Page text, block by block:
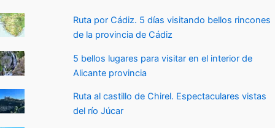
Ruta por Cádiz. 5 días visitando bellos rincones
de la provincia de Cádiz
5 bellos lugares para visitar en el interior de
Alicante provincia
Ruta al castillo de Chirel. Espectaculares vistas
del río Júcar